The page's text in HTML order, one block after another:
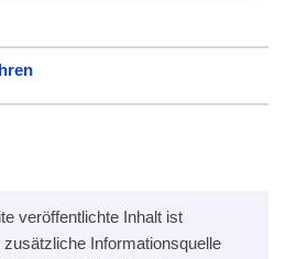
veröffentlichte Inhalt ist
Informationsquelle